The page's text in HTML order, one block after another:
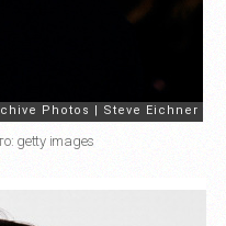
getty images